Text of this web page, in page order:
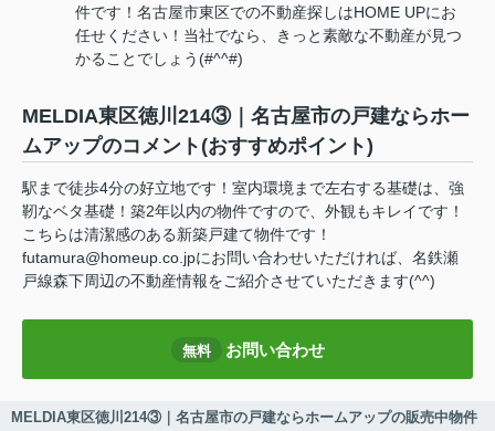
件です！名古屋市東区での不動産探しはHOME UPにお
任せください！当社でなら、きっと素敵な不動産が見つ
かることでしょう(#^^#)
MELDIA東区徳川214③｜名古屋市の戸建ならホー
ムアップのコメント(おすすめポイント)
駅まで徒歩4分の好立地です！室内環境まで左右する基礎は、強
靭なベタ基礎！築2年以内の物件ですので、外観もキレイです！
こちらは清潔感のある新築戸建て物件です！
futamura@homeup.co.jpにお問い合わせいただければ、名鉄瀬
戸線森下周辺の不動産情報をご紹介させていただきます(^^)
無料 お問い合わせ
MELDIA東区徳川214③｜名古屋市の戸建ならホームアップの販売中物件